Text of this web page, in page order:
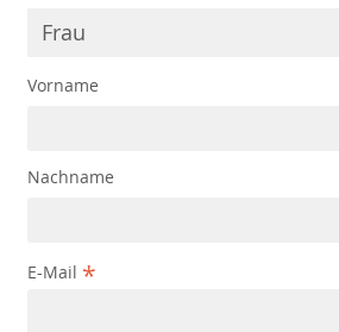
Vorname
Nachname
E-Mail *